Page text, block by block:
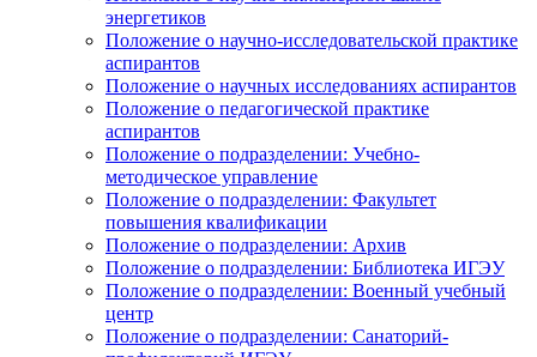
энергетиков
Положение о научно-исследовательской практике
аспирантов
Положение о научных исследованиях аспирантов
Положение о педагогической практике
аспирантов
Положение о подразделении: Учебно-
методическое управление
Положение о подразделении: Факультет
повышения квалификации
Положение о подразделении: Архив
Положение о подразделении: Библиотека ИГЭУ
Положение о подразделении: Военный учебный
центр
Положение о подразделении: Санаторий-